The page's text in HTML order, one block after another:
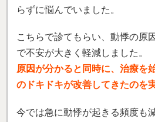
らずに悩んでいました。
こちらで診てもらい、動悸の原
で不安が大きく軽減しました。
原因が分かると同時に、治療を
のドキドキが改善してきたのを
今では急に動悸が起きる頻度も減